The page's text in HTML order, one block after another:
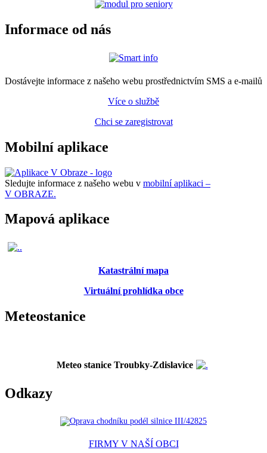
Informace od nás
Dostávejte informace z našeho webu prostřednictvím SMS a e-mailů
Více o službě
Chci se zaregistrovat
Mobilní aplikace
Sledujte informace z našeho webu v mobilní aplikaci –
V OBRAZE.
Mapová aplikace
Katastrální mapa
Virtuální prohlídka obce
Meteostanice
Meteo stanice Troubky-Zdislavice
Odkazy
FIRMY V NAŠÍ OBCI